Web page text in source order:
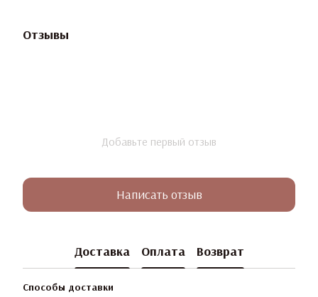
Отзывы
Добавьте первый отзыв
Написать отзыв
Доставка Оплата Возврат
Способы доставки